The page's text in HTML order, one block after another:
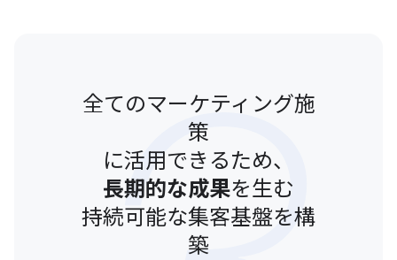
全てのマーケティング施
策
に活用できるため、
長期的な成果を生む
持続可能な集客基盤を構
築